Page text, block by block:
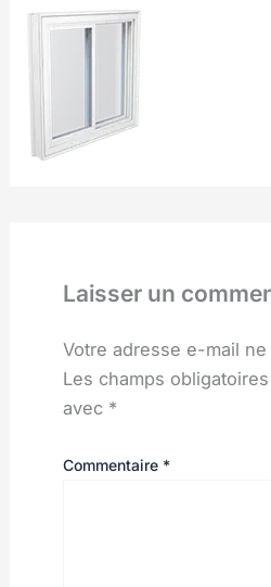
Laisser un
Votre adresse e-mail
Les champs
avec *
Commentaire *